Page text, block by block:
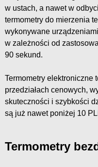
w ustach, a nawet w
termometry do mierzenia
wykonywane
w zależności od
90 sekund.
Termometry elektroniczne
przedziałach cenowych,
skuteczności i szybkości
są już nawet poniżej 10
Termometry